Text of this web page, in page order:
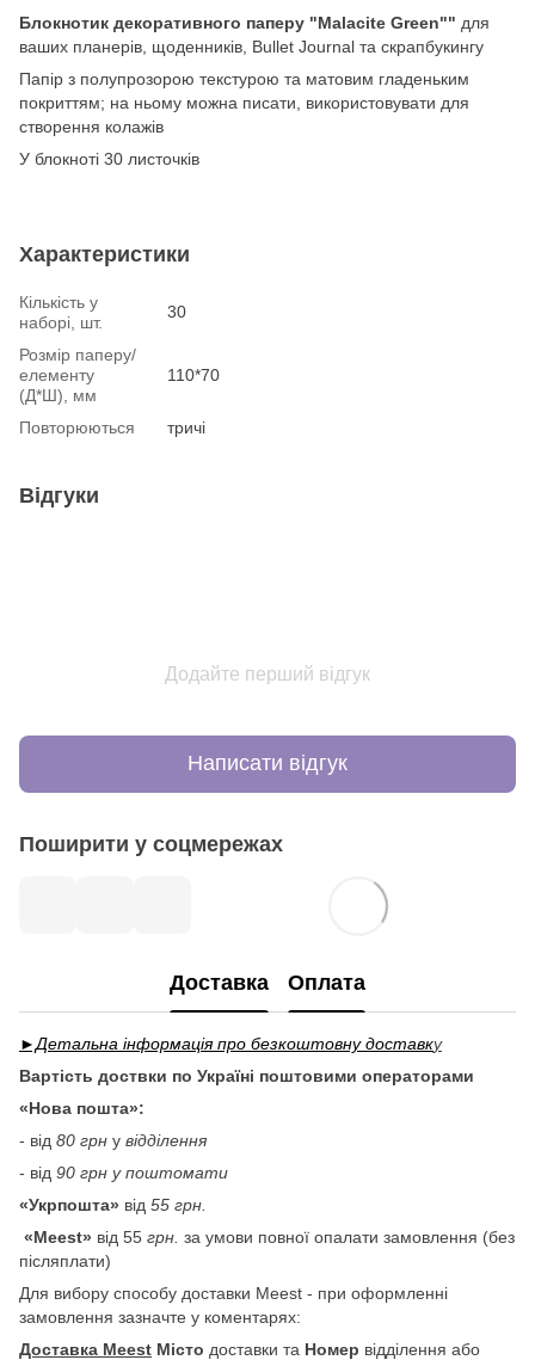
Блокнотик декоративного паперу "Malacite Green"" для
ваших планерів, щоденників, Bullet Journal та скрапбукингу
Папір з полупрозорою текстурою та матовим гладеньким
покриттям; на ньому можна писати, використовувати для
створення колажів
У блокноті 30 листочків
Характеристики
Кількість у
наборі, шт.
30
Розмір паперу/
елементу
(Д*Ш), мм
110*70
Повторюються тричі
Відгуки
Додайте перший відгук
Написати відгук
Поширити у соцмережах
Доставка Оплата
►Детальна інформація про безкоштовну доставку
Вартість доствки по Україні поштовими операторами
«Нова пошта»:
- від 80 грн у відділення
- від 90 грн у поштомати
«Укрпошта» від 55 грн.
«Meest» від 55 грн. за умови повної опалати замовлення (без
післяплати)
Для вибору способу доставки Meest - при оформленні
замовлення зазначте у коментарях:
Доставка Meest Місто доставки та Номер відділення або